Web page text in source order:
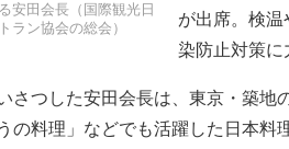
安田会長（国際観光日
ラン協会の総会）
が出席。検
染防止対策に
さつした安田会長は、東京・築地
の料理」などでも活躍した日本